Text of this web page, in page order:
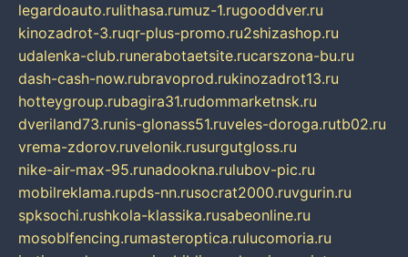
legardoauto.rulithasa.rumuz-1.rugooddver.ru
kinozadrot-3.ruqr-plus-promo.ru2shizashop.ru
udalenka-club.runerabotaetsite.rucarszona-bu.ru
dash-cash-now.rubravoprod.rukinozadrot13.ru
hotteygroup.rubagira31.rudommarketnsk.ru
dveriland73.runis-glonass51.ruveles-doroga.rutb02.ru
vrema-zdorov.ruvelonik.rusurgutgloss.ru
nike-air-max-95.runadookna.rulubov-pic.ru
mobilreklama.rupds-nn.rusocrat2000.ruvgurin.ru
spksochi.rushkola-klassika.rusabeonline.ru
mosoblfencing.rumasteroptica.rulucomoria.ru